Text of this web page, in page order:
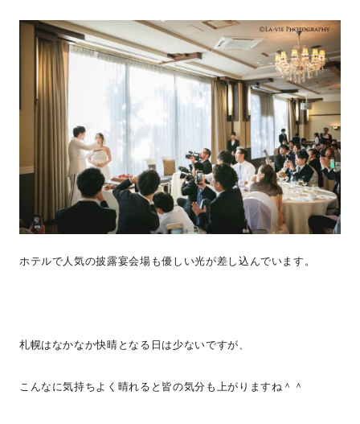
ホテルで人気の披露宴会場も優しい光が差し込んでいます。
札幌はなかなか快晴となる日は少ないですが、
こんなに気持ちよく晴れると皆の気分も上がりますね＾＾